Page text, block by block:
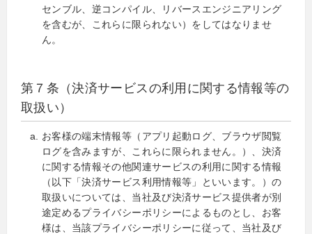
センブル、逆コンパイル、リバースエンジニアリング
を含むが、これらに限られない）をしてはなりませ
ん。
第７条（決済サービスの利用に関する情報等の
取扱い）
お客様の端末情報等（アプリ起動ログ、ブラウザ閲覧
ログを含みますが、これらに限られません。）、決済
に関する情報その他関連サービスの利用に関する情報
（以下「決済サービス利用情報等」といいます。）の
取扱いについては、当社及び決済サービス提供者が別
途定めるプライバシーポリシーによるものとし、お客
様は、当該プライバシーポリシーに従って、当社及び